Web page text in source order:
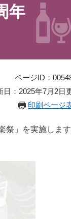
年
ページID：
日：2025年7月2日
印刷ページ
」を実施します